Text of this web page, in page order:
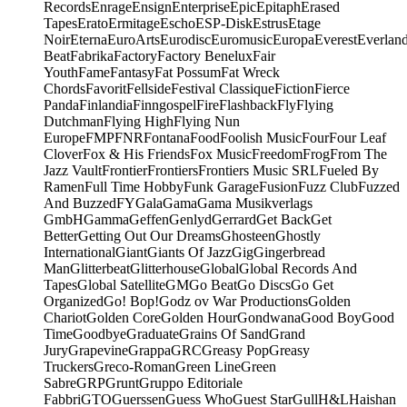
RecordsEnrageEnsignEnterpriseEpicEpitaphErased
TapesEratoErmitageEschoESP-DiskEstrusEtage
NoirEternaEuroArtsEurodiscEuromusicEuropaEverest
BeatFabrikaFactoryFactory BeneluxFair
YouthFameFantasyFat PossumFat Wreck
ChordsFavoritFellsideFestival ClassiqueFictionFierce
PandaFinlandiaFinngospelFireFlashbackFlyFlying
DutchmanFlying HighFlying Nun
EuropeFMPFNRFontanaFoodFoolish MusicFourFour Leaf
CloverFox & His FriendsFox MusicFreedomFrogFrom The
Jazz VaultFrontierFrontiersFrontiers Music SRLFueled By
RamenFull Time HobbyFunk GarageFusionFuzz ClubFuzzed
And BuzzedFYGalaGamaGama Musikverlags
GmbHGammaGeffenGenlydGerrardGet BackGet
BetterGetting Out Our DreamsGhosteenGhostly
InternationalGiantGiants Of JazzGigGingerbread
ManGlitterbeatGlitterhouseGlobalGlobal Records And
TapesGlobal SatelliteGMGo BeatGo DiscsGo Get
OrganizedGo! Bop!Godz ov War ProductionsGolden
ChariotGolden CoreGolden HourGondwanaGood BoyGood
TimeGoodbyeGraduateGrains Of SandGrand
JuryGrapevineGrappaGRCGreasy PopGreasy
TruckersGreco-RomanGreen LineGreen
SabreGRPGruntGruppo Editoriale
FabbriGTOGuerssenGuess WhoGuest StarGullH&LHaishan